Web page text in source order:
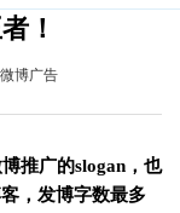
！
博广告
推广的slogan，也
，发博字数最多